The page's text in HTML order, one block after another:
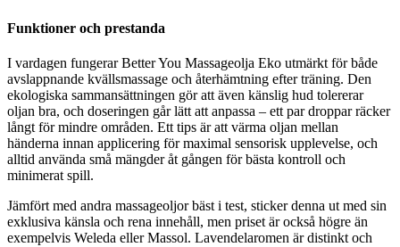
Funktioner och prestanda
I vardagen fungerar Better You Massageolja Eko utmärkt för både
avslappnande kvällsmassage och återhämtning efter träning. Den
ekologiska sammansättningen gör att även känslig hud tolererar
oljan bra, och doseringen går lätt att anpassa – ett par droppar räcker
långt för mindre områden. Ett tips är att värma oljan mellan
händerna innan applicering för maximal sensorisk upplevelse, och
alltid använda små mängder åt gången för bästa kontroll och
minimerat spill.
Jämfört med andra massageoljor bäst i test, sticker denna ut med sin
exklusiva känsla och rena innehåll, men priset är också högre än
exempelvis Weleda eller Massol. Lavendelaromen är distinkt och